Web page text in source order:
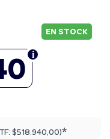
EN STOCK
$518.940,00)*